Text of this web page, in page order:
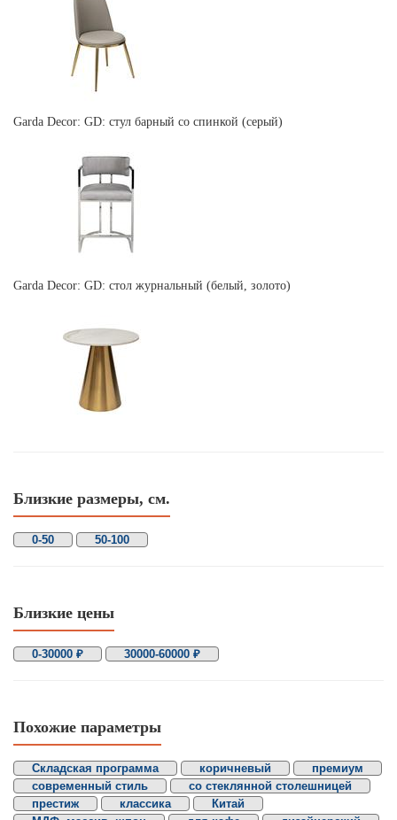
Garda Decor: GD: стул барный со спинкой (серый)
Garda Decor: GD: стол журнальный (белый, золото)
Близкие размеры, см.
0-50 50-100
Близкие цены
0-30000 ₽ 30000-60000 ₽
Похожие параметры
Складская программа коричневый
премиум
современный стиль
со стеклянной столешницей
престиж
классика
Китай